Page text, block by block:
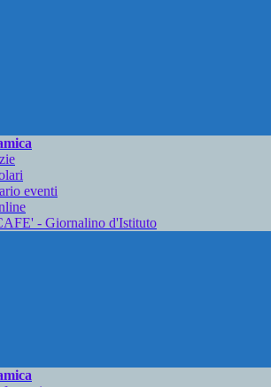
eventi
- Giornalino d'Istituto